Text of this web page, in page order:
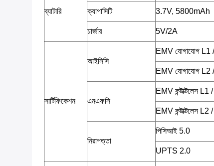
ব্যাটারি ক্যাপাসিটি 3.7V, 5800mAh
চার্জার 5V/2A
সার্টিফিকেশন
আইসিসি
EMV যোগাযোগ
EMV যোগাযোগ
এনএফসি
EMV কন্টাক্টলেস
EMV কন্টাক্টলেস
নিরাপত্তা
পিসিআই 5.0
UPTS 2.0